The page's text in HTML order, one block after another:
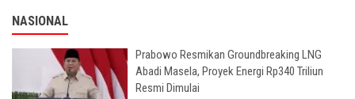
NASIONAL
Prabowo Resmikan Groundbreaking LNG
Abadi Masela, Proyek Energi Rp340 Triliun
Resmi Dimulai